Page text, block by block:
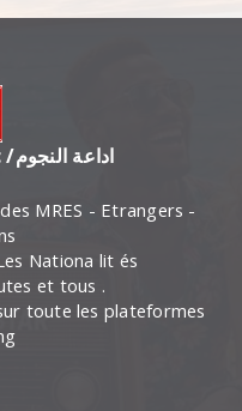
Radio star maroc /اداعة النجوم
MRES - Etrangers -
Nationa lit és
et tous .
toute les plateformes